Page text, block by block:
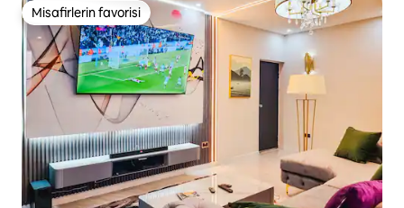
Misafirlerin favorisi
Misafirlerin favorisi